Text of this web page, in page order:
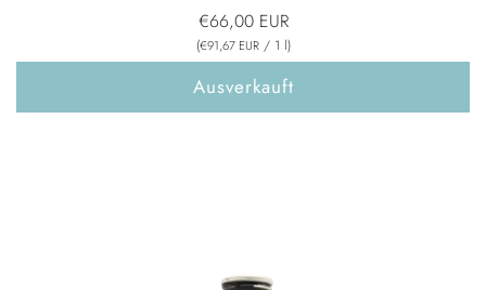
€66,00 EUR
(€91,67 EUR / 1 l)
Ausverkauft